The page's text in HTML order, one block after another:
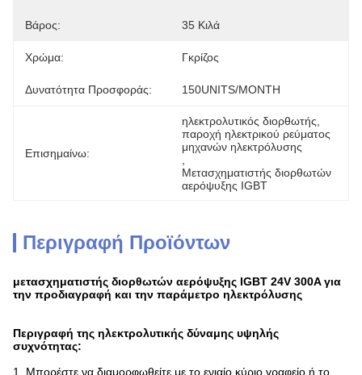
Βάρος: 35 Κιλά
Χρώμα: Γκρίζος
Δυνατότητα Προσφοράς: 150UNITS/MONTH
Επισημαίνω:
ηλεκτρολυτικός διορθωτής
παροχή ηλεκτρικού ρεύματος
μηχανών ηλεκτρόλυσης
Μετασχηματιστής διορθωτών
αερόψυξης IGBT
Περιγραφή Προϊόντων
μετασχηματιστής διορθωτών αερόψυξης IGBT 24V 300A για
την προδιαγραφή και την παράμετρο ηλεκτρόλυσης
Περιγραφή της ηλεκτρολυτικής δύναμης υψηλής
συχνότητας:
1. Μπορέστε να διαμορφωθείτε με το ενιαίο κύριο γραφείο ή το